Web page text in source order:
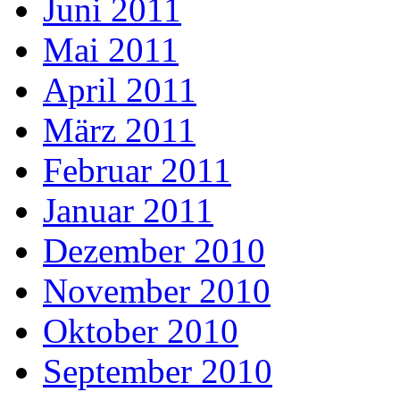
Juni 2011
Mai 2011
April 2011
März 2011
Februar 2011
Januar 2011
Dezember 2010
November 2010
Oktober 2010
September 2010